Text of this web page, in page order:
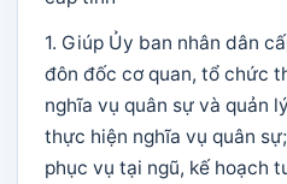
1. Giúp Ủy ban nhân dân
đôn đốc cơ quan, tổ chức
nghĩa vụ quân sự và quản
thực hiện nghĩa vụ quân
phục vụ tại ngũ, kế hoạch